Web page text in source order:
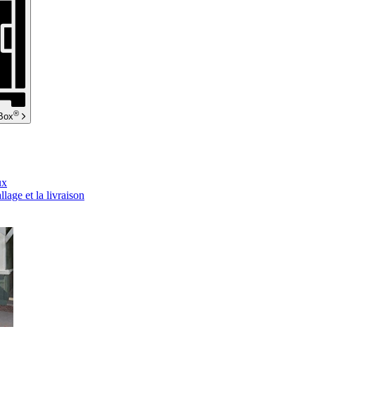
®
et la livraison